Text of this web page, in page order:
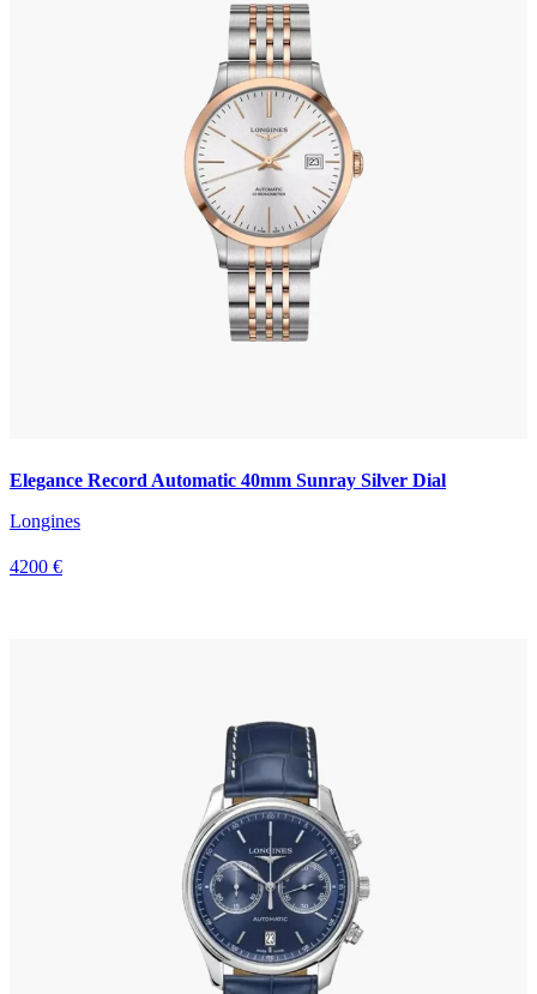
Elegance Record Automatic 40mm Sunray Silver Dial
Longines
4200 €